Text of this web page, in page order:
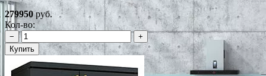
279950руб.
Кол-во:
−
+
Купить